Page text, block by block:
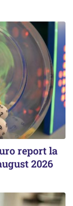
report la
2026